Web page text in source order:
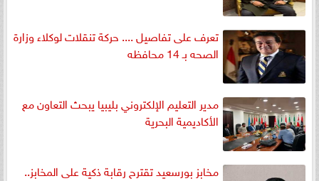
تعرف على تفاصيل .... حركة تنقلات لوكلاء وزارة
الصحه بـ 14 محافظه
مدير التعليم الإلكتروني بليبيا يبحث التعاون مع
الأكاديمية البحرية
مخابز بورسعيد تقترح رقابة ذكية على المخابز..